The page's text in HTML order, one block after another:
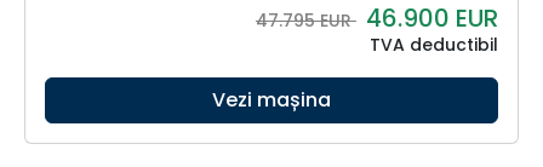
47.795 EUR 46.900 EUR
TVA deductibil
Vezi mașina